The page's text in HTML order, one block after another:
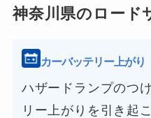
神奈川県のロード
カーバッテリー上がり
ハザードランプのつ
リー上がりを引き起